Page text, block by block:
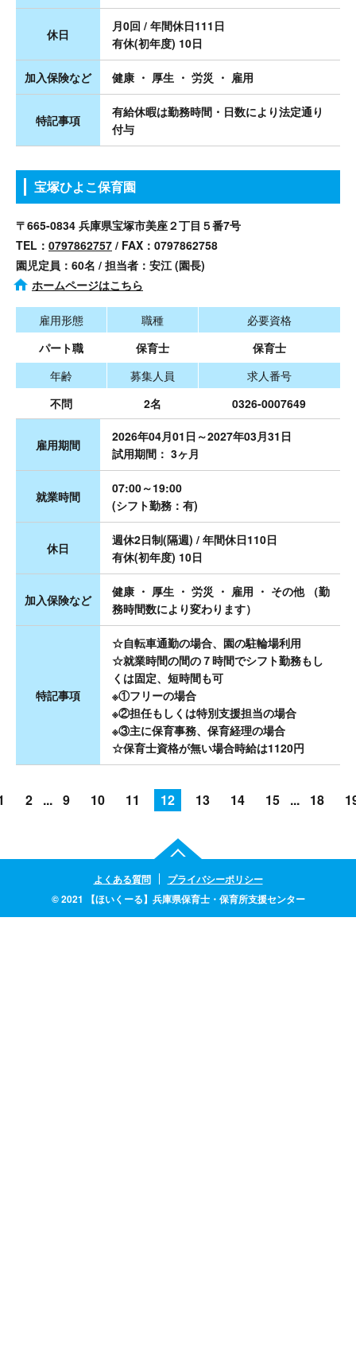
休日
月0回 / 年間休日111日
有休(初年度) 10日
加入保険など 健康 ・ 厚生 ・ 労災 ・ 雇用
特記事項
有給休暇は勤務時間・日数により法定通り
付与
宝塚ひよこ保育園
〒665-0834 兵庫県宝塚市美座２丁目５番7号
TEL： 0797862757 / FAX：0797862758
園児定員：60名 / 担当者：安江 (園長)
ホームページはこちら
雇用形態 職種
必要資格
パート職
保育士
保育士
年齢
募集人員
求人番号
不問
2名 0326-0007649
雇用期間
2026年04月01日～2027年03月31日
試用期間： 3ヶ月
就業時間
07:00～19:00
(シフト勤務：有)
休日
週休2日制(隔週) / 年間休日110日
有休(初年度) 10日
加入保険など
健康 ・ 厚生 ・ 労災 ・ 雇用 ・ その他 （勤
務時間数により変わります）
特記事項
☆自転車通勤の場合、園の駐輪場利用
☆就業時間の間の７時間でシフト勤務もし
くは固定、短時間も可
※①フリーの場合
※②担任もしくは特別支援担当の場合
※③主に保育事務、保育経理の場合
☆保育士資格が無い場合時給は1120円
2 ... 9 10 11 12 13 14 15 ... 18
よくある質問
プライバシーポリシー
© 2021 【ほいくーる】兵庫県保育士・保育所支援センター